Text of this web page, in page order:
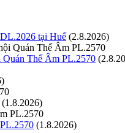
tại Huế (2.8.2026)
Quán Thế Âm PL.2570
(1.8.2026)
(1.8.2026)